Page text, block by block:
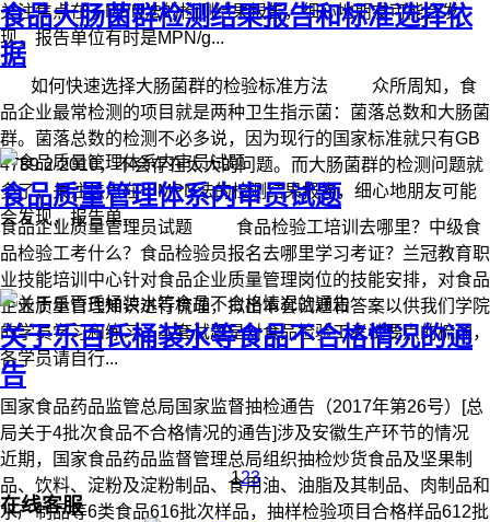
关注焦点在于MPN法的检测结果报告，细心地朋友可能会发
现，报告单位有时是MPN/g...
食品大肠菌群检测结果报告和标准选择依
据
如何快速选择大肠菌群的检验标准方法 众所周知，食
品企业最常检测的项目就是两种卫生指示菌：菌落总数和大肠菌
群。菌落总数的检测不必多说，因为现行的国家标准就只有GB
4789.2-2010，不会存在太大的问题。而大肠菌群的检测问题就
多了，关注焦点在于MPN法的检测结果报告，细心地朋友可能
会发现，报告单...
食品质量管理体系内审员试题
食品企业质量管理员试题 食品检验工培训去哪里？中级食
品检验工考什么？食品检验员报名去哪里学习考证？兰冠教育职
业技能培训中心针对食品企业质量管理岗位的技能安排，对食品
企业质量管理知识进行梳理，拟出本套试题和答案以供我们学院
的学员学习和练习，本套试题是对食品检验工考试要点的梳理，
各学员请自行...
关于乐百氏桶装水等食品不合格情况的通
告
国家食品药品监管总局国家监督抽检通告（2017年第26号）[总
局关于4批次食品不合格情况的通告]涉及安徽生产环节的情况
近期，国家食品药品监督管理总局组织抽检炒货食品及坚果制
品、饮料、淀粉及淀粉制品、食用油、油脂及其制品、肉制品和
水产制品等6类食品616批次样品，抽样检验项目合格样品612批
123
在线客服